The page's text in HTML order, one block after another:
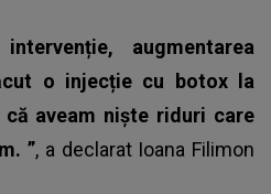
augmentarea
o injecție cu botox la
aveam niște riduri care
”, a declarat Ioana Filimon